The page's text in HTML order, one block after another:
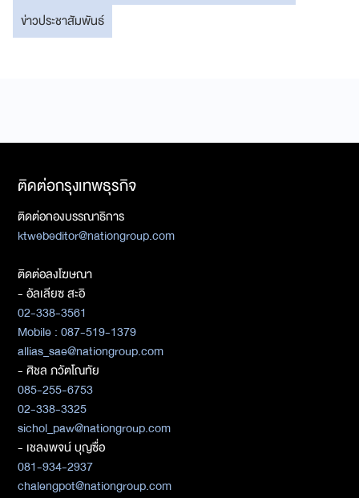
ข่าวประชาสัมพันธ์
ติดต่อกรุงเทพธุรกิจ
ติดต่อกองบรรณาธิการ
ktwebeditor@nationgroup.com
ติดต่อลงโฆษณา
- อัลเลียซ สะอิ
02-338-3561
Mobile : 087-519-1379
allias_sae@nationgroup.com
- ศิชล ภวัตโณทัย
085-255-6753
02-338-3325
sichol_paw@nationgroup.com
- เชลงพจน์ บุญซื่อ
081-934-2937
chalengpot@nationgroup.com